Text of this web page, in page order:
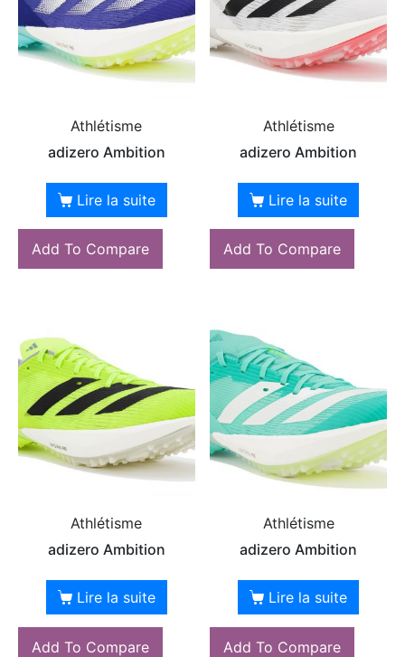
Athlétisme
adizero Ambition
Lire la suite
Add To Compare
Athlétisme
adizero Ambition
Lire la suite
Add To Compare
Athlétisme
adizero Ambition
Lire la suite
Add To Compare
Athlétisme
adizero Ambition
Lire la suite
Add To Compare